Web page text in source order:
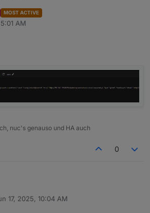
handling wurde verbessert um die
Nana zu vermeiden
wurde wieder eingebaut. Ist
MOST ACTIVE
AM
nuc's genauso und HA auch
0
17, 2025, 10:04 AM